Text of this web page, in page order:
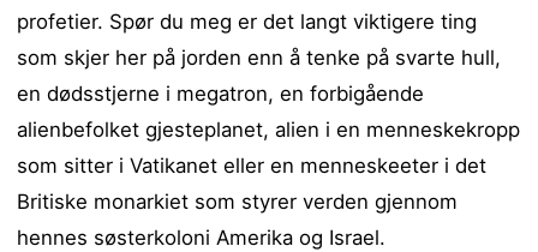
profetier. Spør du meg er det langt viktigere ting
som skjer her på jorden enn å tenke på svarte hull,
en dødsstjerne i megatron, en forbigående
alienbefolket gjesteplanet, alien i en menneskekropp
som sitter i Vatikanet eller en menneskeeter i det
Britiske monarkiet som styrer verden gjennom
hennes søsterkoloni Amerika og Israel.